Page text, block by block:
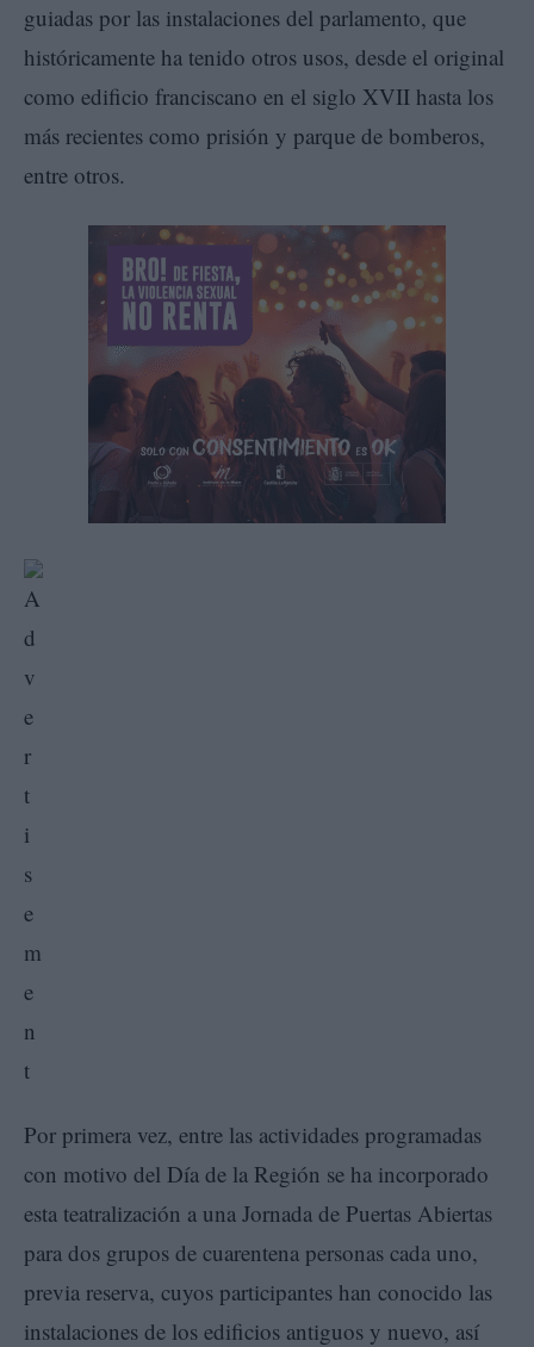
guiadas por las instalaciones del parlamento, que
históricamente ha tenido otros usos, desde el original
como edificio franciscano en el siglo XVII hasta los
más recientes como prisión y parque de bomberos,
entre otros.
Por primera vez, entre las actividades programadas
con motivo del Día de la Región se ha incorporado
esta teatralización a una Jornada de Puertas Abiertas
para dos grupos de cuarentena personas cada uno,
previa reserva, cuyos participantes han conocido las
instalaciones de los edificios antiguos y nuevo, así